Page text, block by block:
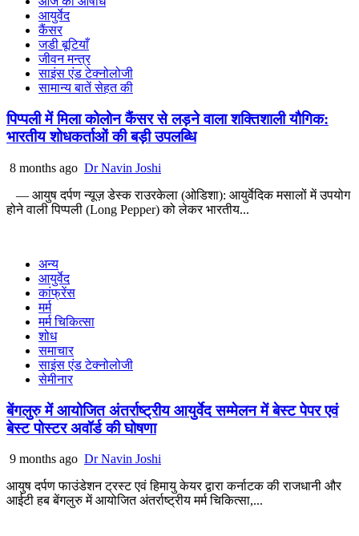
आयुर्वेद
कैंसर
जडी बूटियाँ
जीवन मन्त्र
साइंस एंड टेक्नोलोजी
सामान्य बातें सेहत की
पिप्पली में मिला कोलोन कैंसर से लड़ने वाला शक्तिशाली यौगिक:
भारतीय शोधकर्ताओं की बड़ी उपलब्धि
8 months ago Dr Navin Joshi
— आयुष दर्पण न्यूज़ डेस्क राउरकेला (ओडिशा): आयुर्वेदिक मसालों में उपयोग
होने वाली पिप्पली (Long Pepper) को लेकर भारतीय...
अन्य
आयुर्वेद
कांफ्रेंस
मर्म
मर्म चिकित्सा
शोध
समाचार
साइंस एंड टेक्नोलोजी
सेमीनार
बेंगलुरु में आयोजित अंतर्राष्ट्रीय आयुर्वेद सम्मेलन में बेस्ट पेपर एवं
बेस्ट पोस्टर अवॉर्ड की घोषणा
9 months ago Dr Navin Joshi
आयुष दर्पण फाउंडेशन ट्रस्ट एवं हिमायु केयर द्वारा कर्नाटक की राजधानी और
आईटी हब बेंगलुरु में आयोजित अंतर्राष्ट्रीय मर्म चिकित्सा,...